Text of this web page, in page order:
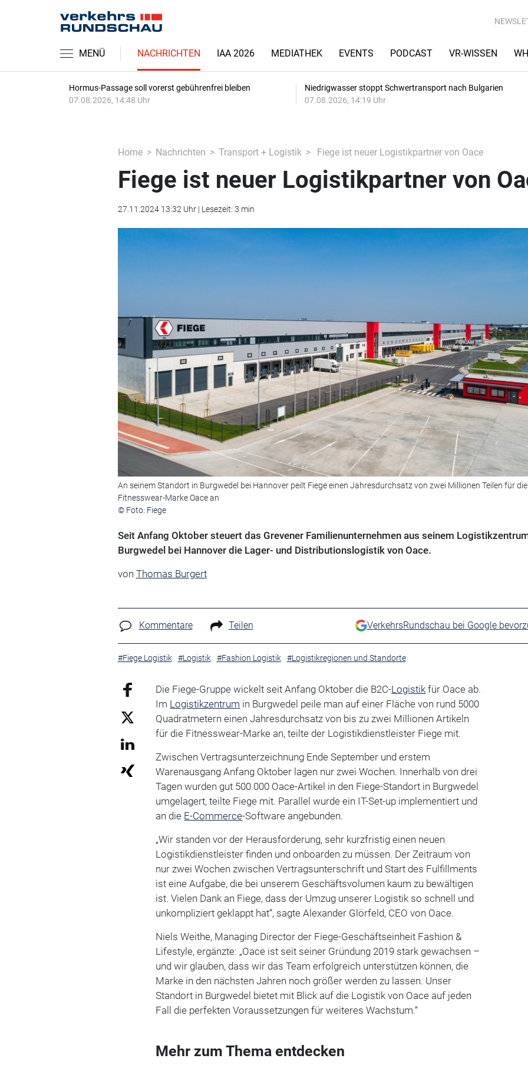
MENÜ NACHRICHTEN IAA 2026 MEDIATHEK EVENTS PODCAST VR-WISSEN
Hormus-Passage soll vorerst gebührenfrei bleiben
07.08.2026, 14:48 Uhr
Niedrigwasser stoppt Schwertransport nach Bulgarien
07.08.2026, 14:19 Uhr
Home Nachrichten Transport + Logistik Fiege ist neuer Logistikpartner von Oace
Fiege ist neuer Logistikpartner von
27.11.2024 13:32 Uhr | Lesezeit: 3 min
An seinem Standort in Burgwedel bei Hannover peilt Fiege einen Jahresdurchsatz von zwei Millionen Teilen für die
Fitnesswear-Marke Oace an
© Foto: Fiege
Seit Anfang Oktober steuert das Grevener Familienunternehmen aus seinem
Burgwedel bei Hannover die Lager- und Distributionslogistik von Oace.
von Thomas Burgert
Kommentare Teilen VerkehrsRundschau bei Google
#Fiege Logistik #Logistik #Fashion Logistik #Logistikregionen und Standorte
Die Fiege-Gruppe wickelt seit Anfang Oktober die B2C-Logistik für Oace ab.
Im Logistikzentrum in Burgwedel peile man auf einer Fläche von rund 5000
Quadratmetern einen Jahresdurchsatz von bis zu zwei Millionen Artikeln
für die Fitnesswear-Marke an, teilte der Logistikdienstleister Fiege mit.
Zwischen Vertragsunterzeichnung Ende September und erstem
Warenausgang Anfang Oktober lagen nur zwei Wochen. Innerhalb von drei
Tagen wurden gut 500.000 Oace-Artikel in den Fiege-Standort in Burgwedel
umgelagert, teilte Fiege mit. Parallel wurde ein IT-Set-up implementiert und
an die E-Commerce-Software angebunden.
„Wir standen vor der Herausforderung, sehr kurzfristig einen neuen
Logistikdienstleister finden und onboarden zu müssen. Der Zeitraum von
nur zwei Wochen zwischen Vertragsunterschrift und Start des Fulfillments
ist eine Aufgabe, die bei unserem Geschäftsvolumen kaum zu bewältigen
ist. Vielen Dank an Fiege, dass der Umzug unserer Logistik so schnell und
unkompliziert geklappt hat“, sagte Alexander Glörfeld, CEO von Oace.
Niels Weithe, Managing Director der Fiege-Geschäftseinheit Fashion &
Lifestyle, ergänzte: „Oace ist seit seiner Gründung 2019 stark gewachsen –
und wir glauben, dass wir das Team erfolgreich unterstützen können, die
Marke in den nächsten Jahren noch größer werden zu lassen. Unser
Standort in Burgwedel bietet mit Blick auf die Logistik von Oace auf jeden
Fall die perfekten Voraussetzungen für weiteres Wachstum.“
Mehr zum Thema entdecken